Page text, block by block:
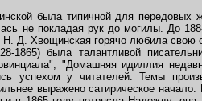
была типичной для передовых
не покладая рук до могилы. До
Н. Д. Хвощинская горячо любила
1865) была талантливой
"Домашняя идиллия
успехом у читателей. Темы
выражено сатирическое